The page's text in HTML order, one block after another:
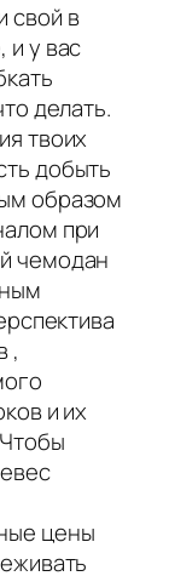
свой в
у вас
делать.
твоих
добыть
образом
при
чемодан
,
и их
цены